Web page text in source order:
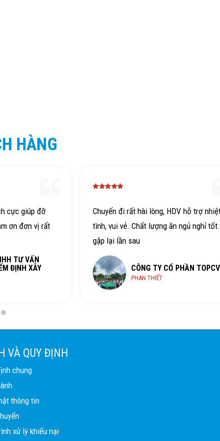
HÀNG
cực giúp đỡ
ơn đơn vị rất
TƯ VẤN
ĐỊNH XÂY
Chuyến đi rất hài lòng, HDV hỗ trợ
tình, vui vẻ. Chất lượng ăn ngủ nghỉ
gặp lại lần sau
CÔNG TY CỔ PHẦN TOPCV
PHAN THIẾT
VÀ QUY ĐỊNH
chung
thông tin
xử lý khiếu nại